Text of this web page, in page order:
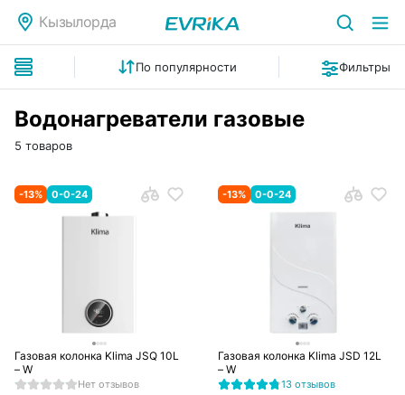
Кызылорда
По популярности Фильтры
Водонагреватели газовые
5 товаров
-13% 0-0-24
Газовая колонка Klima JSQ 10L
– W
Нет отзывов
-13% 0-0-24
Газовая колонка Klima JSD 12L
– W
13 отзывов